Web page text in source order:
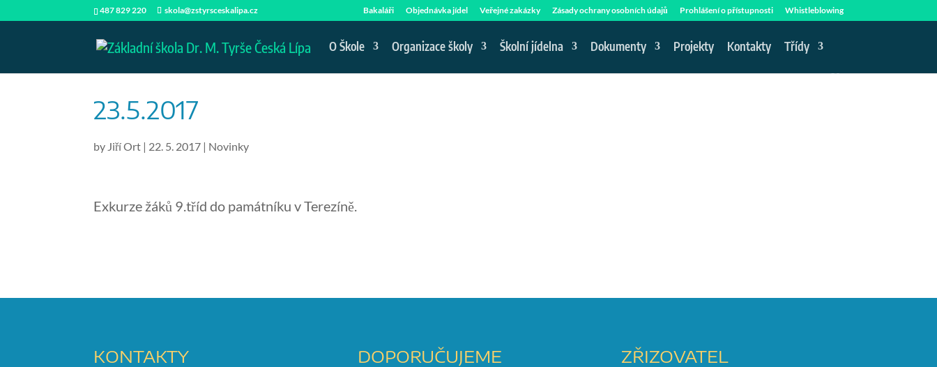
487 829 220 skola@zstyrsceskalipa.cz Bakaláři Objednávka jídel Veřejné zakázky Zásady ochrany osobních údajů Prohlášení o přístupnosti Whistleblowing
O Škole Organizace školy Školní jídelna Dokumenty Projekty Kontakty Třídy
23.5.2017
by Jiří Ort | 22. 5. 2017 | Novinky
Exkurze žáků 9.tříd do památníku v Terezíně.
KONTAKTY DOPORUČUJEME ZŘIZOVATEL